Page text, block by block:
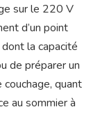
sur le 220 V
d’un point
la capacité
de préparer un
quant
au sommier à